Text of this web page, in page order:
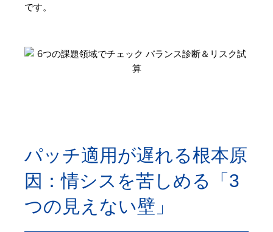
です。
パッチ適用が遅れる根本原
因：情シスを苦しめる「3
つの見えない壁」